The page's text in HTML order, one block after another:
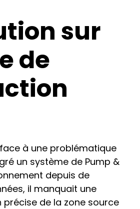
sur
de
à une problématique
un système de Pump &
depuis de
il manquait une
de la zone source